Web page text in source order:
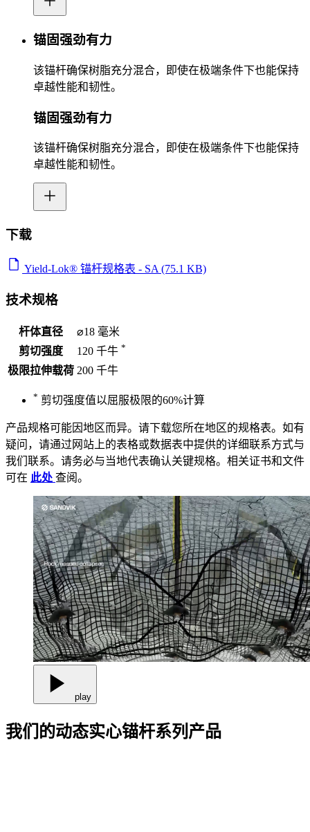
锚固强劲有力
该锚杆确保树脂充分混合，即使在极端条件下也能保持
卓越性能和韧性。
锚固强劲有力
该锚杆确保树脂充分混合，即使在极端条件下也能保持
卓越性能和韧性。
下载
Yield-Lok® 锚杆规格表 - SA (75.1 KB)
技术规格
杆体直径
⌀18 毫米
剪切强度
120 千牛 *
极限拉伸载荷 200 千牛
* 剪切强度值以屈服极限的60%计算
产品规格可能因地区而异。请下载您所在地区的规格表。如有
疑问，请通过网站上的表格或数据表中提供的详细联系方式与
我们联系。请务必与当地代表确认关键规格。相关证书和文件
可在 此处 查阅。
play
我们的动态实心锚杆系列产品